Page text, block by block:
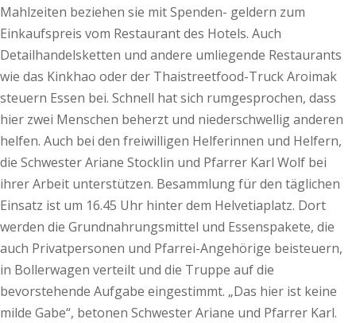
Mahlzeiten beziehen sie mit Spenden- geldern zum
Einkaufspreis vom Restaurant des Hotels. Auch
Detailhandelsketten und andere umliegende Restaurants
wie das Kinkhao oder der Thaistreetfood-Truck Aroimak
steuern Essen bei. Schnell hat sich rumgesprochen, dass
hier zwei Menschen beherzt und niederschwellig anderen
helfen. Auch bei den freiwilligen Helferinnen und Helfern,
die Schwester Ariane Stocklin und Pfarrer Karl Wolf bei
ihrer Arbeit unterstützen. Besammlung für den täglichen
Einsatz ist um 16.45 Uhr hinter dem Helvetiaplatz. Dort
werden die Grundnahrungsmittel und Essenspakete, die
auch Privatpersonen und Pfarrei-Angehörige beisteuern,
in Bollerwagen verteilt und die Truppe auf die
bevorstehende Aufgabe eingestimmt. „Das hier ist keine
milde Gabe“, betonen Schwester Ariane und Pfarrer Karl.